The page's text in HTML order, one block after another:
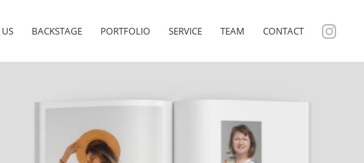
BACKSTAGE PORTFOLIO SERVICE TEAM CONTACT